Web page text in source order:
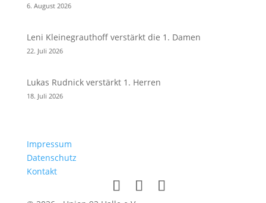
6. August 2026
Leni Kleinegrauthoff verstärkt die 1. Damen
22. Juli 2026
Lukas Rudnick verstärkt 1. Herren
18. Juli 2026
Impressum
Datenschutz
Kontakt